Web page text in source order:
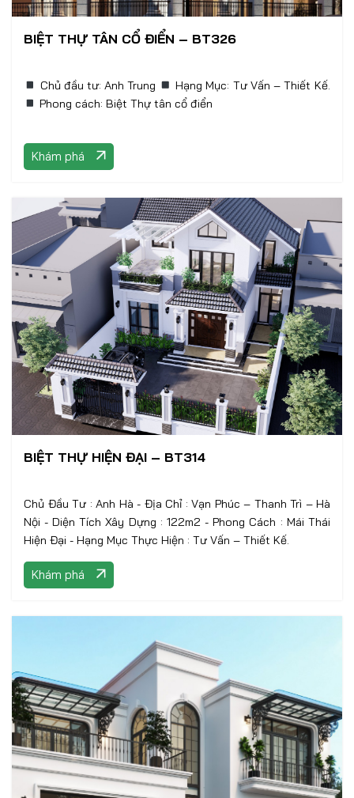
BIỆT THỰ TÂN CỔ ĐIỂN – BT326
Chủ đầu tư: Anh Trung
Hạng Mục: Tư Vấn – Thiết Kế.
Phong cách: Biệt Thự tân cổ điển
Khám phá
BIỆT THỰ HIỆN ĐẠI – BT314
Chủ Đầu Tư : Anh Hà - Địa Chỉ : Vạn Phúc – Thanh Trì – Hà
Nội - Diện Tích Xây Dựng : 122m2 - Phong Cách : Mái Thái
Hiện Đại - Hạng Mục Thực Hiện : Tư Vấn – Thiết Kế.
Khám phá